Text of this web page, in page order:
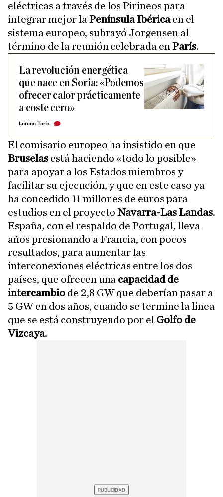
eléctricas a través de los Pirineos para
integrar mejor la Península Ibéricaen el
sistema europeo, subrayó Jorgensen al
término de la reunión celebrada en París.
La revolución energética
que nace en Soria: «Podemos
ofrecer calor prácticamente
a coste cero»
Lorena Torío
El comisario europeo ha insistido en que
Bruselas está haciendo «todo lo posible»
para apoyar a los Estados miembros y
facilitar su ejecución, y que en este caso ya
ha concedido 11 millones de euros para
estudios en el proyecto Navarra-Las Landas.
España, con el respaldo de Portugal, lleva
años presionando a Francia, con pocos
resultados, para aumentar las
interconexiones eléctricas entre los dos
países, que ofrecen una capacidad de
intercambio de 2,8 GW que deberían pasar a
5 GW en dos años, cuando se termine la línea
que se está construyendo por el Golfo de
Vizcaya.